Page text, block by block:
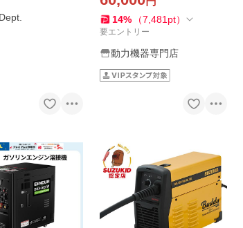
14% （7,481 pt）
要エントリー
動力機器専門店